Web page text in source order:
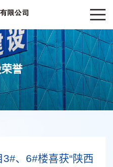
誉
、6#楼喜获“陕西